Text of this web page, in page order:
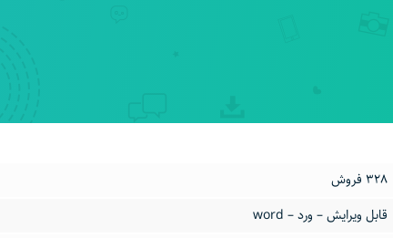
328 فروش
قابل ویرایش – ورد – word